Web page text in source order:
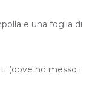
e una foglia di
(dove ho messo i